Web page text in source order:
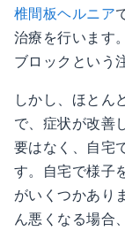
椎間板ヘルニア
治療を行います
ブロックという
しかし、ほとん
で、症状が改善
要はなく、自宅
す。自宅で様子
がいくつかあり
ん悪くなる場合